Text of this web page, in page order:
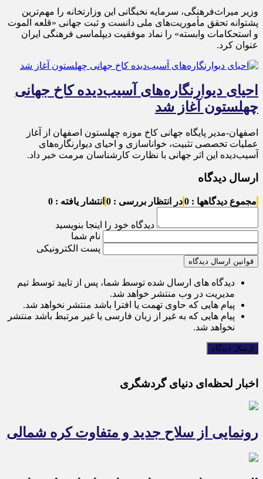
وزیر میراث‌فرهنگی، سرمایه نخبگانی این وزارتخانه را مهم‌ترین
پشتوانه تحقق مأموریت‌های ملی دانست و ثبت جهانی «قلعه الموت
و استحکامات وابسته» را نماد موفقیت دیپلماسی فرهنگی ایران
عنوان کرد.
احیای دیوارنگاره‌های آسیب‌دیده کاخ جهانی
چهلستون آغاز شد
اصفهان-مدیر پایگاه جهانی کاخ موزه چهلستون اصفهان از آغاز
عملیات تخصصی تثبیت، خواناسازی و احیای دیوارنگاره‌های
آسیب‌دیده این اثر جهانی با نظارت کارشناسان مرمت خبر داد.
ارسال دیدگاه
مجموع دیدگاهها : 0 در انتظار بررسی : 0 انتشار یافته : 0
دیدگاه خود را اینجا بنویسید
نام شما
پست الکترونیکی
قوانین ارسال دیدگاه
دیدگاه های ارسال شده توسط شما، پس از تایید توسط تیم
مدیریت در وب منتشر خواهد شد.
پیام هایی که حاوی تهمت یا افترا باشد منتشر نخواهد شد.
پیام هایی که به غیر از زبان فارسی یا غیر مرتبط باشد منتشر
نخواهد شد.
اخبار لحظه‌ای دنیای گردشگری
رونمایی از سلاح جدید و متفاوت کره شمالی